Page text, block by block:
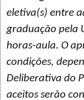
eletiva(s) entre
graduação pela
horas-aula. O
condições,
Deliberativa do
aceitos serão